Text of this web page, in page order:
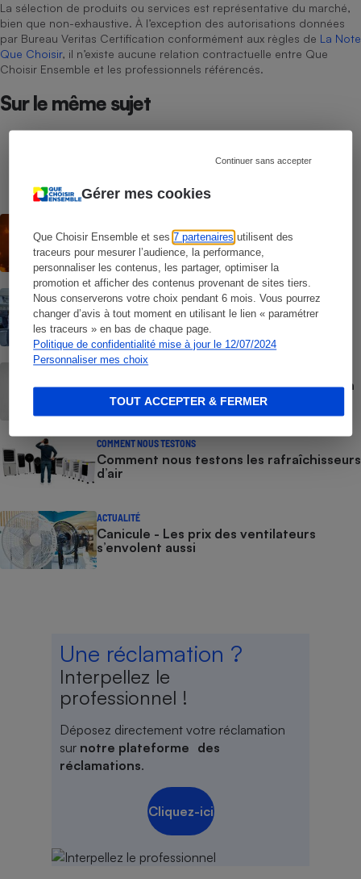
Gérer mes cookies
Que Choisir Ensemble et ses7 partenaires utilisent des
traceurs pour mesurer l’audience, la performance,
personnaliser les contenus, les partager, optimiser la
promotion et afficher des contenus provenant de sites tiers.
Nous conserverons votre choix pendant 6 mois. Vous pourrez
changer d’avis à tout moment en utilisant le lien « paramétrer
les traceurs » en bas de chaque page.
Politique de confidentialité mise à jour le 12/07/2024
Personnaliser mes choix
Continuer sans accepter
TOUT ACCEPTER & FERMER
La sélection de produits ou services est représentative du marché,
bien que non-exhaustive. À l’exception des autorisations données
par Bureau Veritas Certification conformément aux règles de La Note
Que Choisir, il n’existe aucune relation contractuelle entre Que
Choisir Ensemble et les professionnels référencés.
Sur le même sujet
Sèche-linge - Le protocole
Les vagues de chaleur ont déjà tué plus
de 6 000 personnes
COMMENT NOUS TESTONS
Fours micro-ondes - Le protocole
GUIDE D'ACHAT
Rafraîchisseur d’air - Comment choisir un
rafraîchisseur d’air
COMMENT NOUS TESTONS
Comment nous testons les rafraîchisseurs
d’air
ACTUALITÉ
Canicule - Les prix des ventilateurs
s’envolent aussi
Une réclamation ?
Interpellez le
professionnel !
Déposez directement votre réclamation
sur notre plateforme des
réclamations.
Cliquez-ici